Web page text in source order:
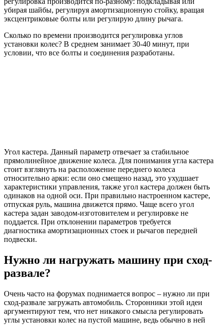
убирая шайбы, регулируя амортизационную стойку, вращая
эксцентриковые болты или регулирую длину рычага.
Сколько по времени производится регулировка углов
установки колес? В среднем занимает 30-40 минут, при
условии, что все болты и соединения разработаны.
Угол кастера. Данный параметр отвечает за стабильное
прямолинейное движение колеса. Для понимания угла кастера
стоит взглянуть на расположение переднего колеса
относительно арки: если оно смещено назад, это ухудшает
характеристики управления, также угол кастера должен быть
одинаков на одной оси. При правильно настроенном кастере,
отпуская руль, машина движется прямо. Чаще всего угол
кастера задан заводом-изготовителем и регулировке не
поддается. При отклонении параметров требуется
диагностика амортизационных стоек и рычагов передней
подвески.
Нужно ли нагружать машину при сход-
развале?
Очень часто на форумах поднимается вопрос – нужно ли при
сход-развале загружать автомобиль. Сторонники этой идеи
аргументируют тем, что нет никакого смысла регулировать
углы установки колес на пустой машине, ведь обычно в ней